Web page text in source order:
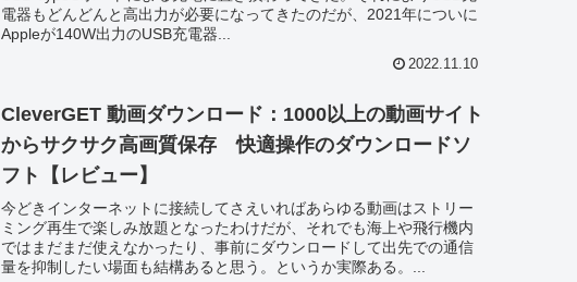
電器もどんどんと高出力が必要になってきたのだが、2021年についに
Appleが140W出力のUSB充電器...
2022.11.10
CleverGET 動画ダウンロード：1000以上の動画サイト
からサクサク高画質保存 快適操作のダウンロードソ
フト【レビュー】
今どきインターネットに接続してさえいればあらゆる動画はストリー
ミング再生で楽しみ放題となったわけだが、それでも海上や飛行機内
ではまだまだ使えなかったり、事前にダウンロードして出先での通信
量を抑制したい場面も結構あると思う。というか実際ある。...